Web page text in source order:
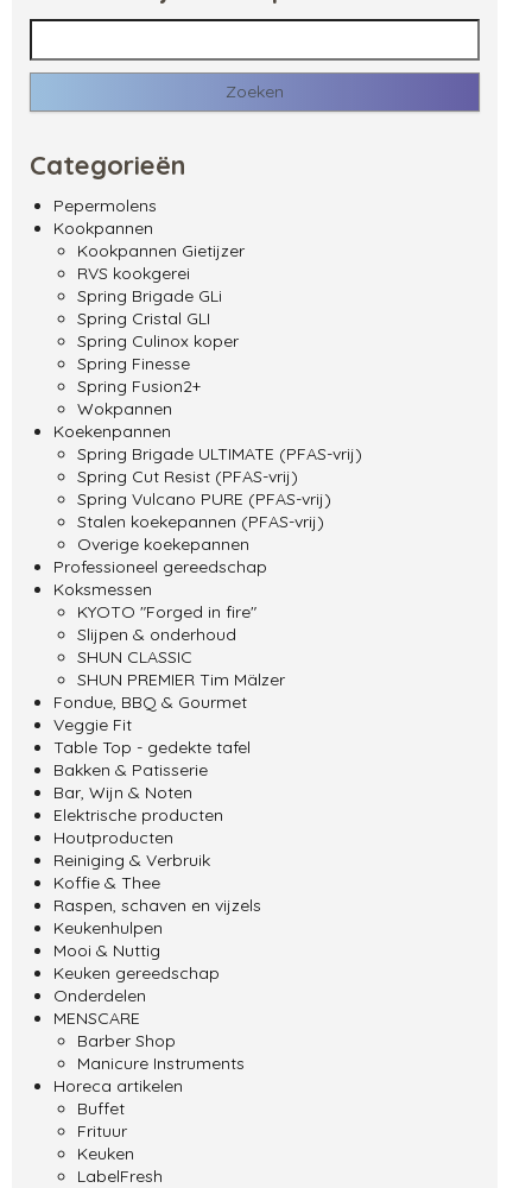
Zoeken naar:
Categorieën
Pepermolens
Kookpannen
Kookpannen Gietijzer
RVS kookgerei
Spring Brigade GLi
Spring Cristal GLI
Spring Culinox koper
Spring Finesse
Spring Fusion2+
Wokpannen
Koekenpannen
Spring Brigade ULTIMATE (PFAS-vrij)
Spring Cut Resist (PFAS-vrij)
Spring Vulcano PURE (PFAS-vrij)
Stalen koekepannen (PFAS-vrij)
Overige koekepannen
Professioneel gereedschap
Koksmessen
KYOTO "Forged in fire"
Slijpen & onderhoud
SHUN CLASSIC
SHUN PREMIER Tim Mälzer
Fondue, BBQ & Gourmet
Veggie Fit
Table Top - gedekte tafel
Bakken & Patisserie
Bar, Wijn & Noten
Elektrische producten
Houtproducten
Reiniging & Verbruik
Koffie & Thee
Raspen, schaven en vijzels
Keukenhulpen
Mooi & Nuttig
Keuken gereedschap
Onderdelen
MENSCARE
Barber Shop
Manicure Instruments
Horeca artikelen
Buffet
Frituur
Keuken
LabelFresh